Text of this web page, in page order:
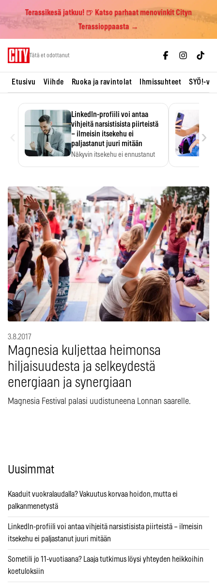
Terassikesä jatkuu! 🍺 Katso parhaat menovinkit Cityn
Terassioppaasta →
Tätä et odottanut
Etusivu Viihde Ruoka ja ravintolat Ihmissuhteet SYÖ!-
LinkedIn-profiili voi antaa
vihjeitä narsistisista piirteistä
– ilmeisin itsekehu ei
paljastanut juuri mitään
Näkyvin itsekehu ei ennustanut
›
3.8.2017
Magnesia kuljettaa heimonsa
hiljaisuudesta ja selkeydestä
energiaan ja synergiaan
Magnesia Festival palasi uudistuneena Lonnan saarelle.
Uusimmat
Kaaduit vuokralaudalla? Vakuutus korvaa hoidon, mutta ei
palkanmenetystä
LinkedIn-profiili voi antaa vihjeitä narsistisista piirteistä – ilmeisin
itsekehu ei paljastanut juuri mitään
Sometili jo 11-vuotiaana? Laaja tutkimus löysi yhteyden heikkoihin
koetuloksiin